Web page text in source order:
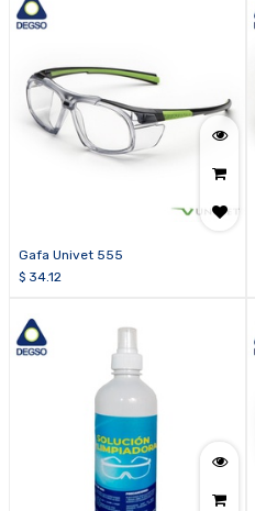
Gafa Univet 555
$ 34.12